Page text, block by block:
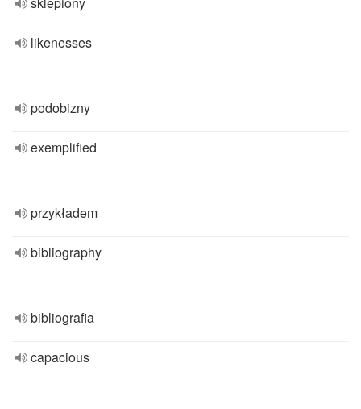
likenesses
podobizny
exemplified
przykładem
bibliography
bibliografia
capacious